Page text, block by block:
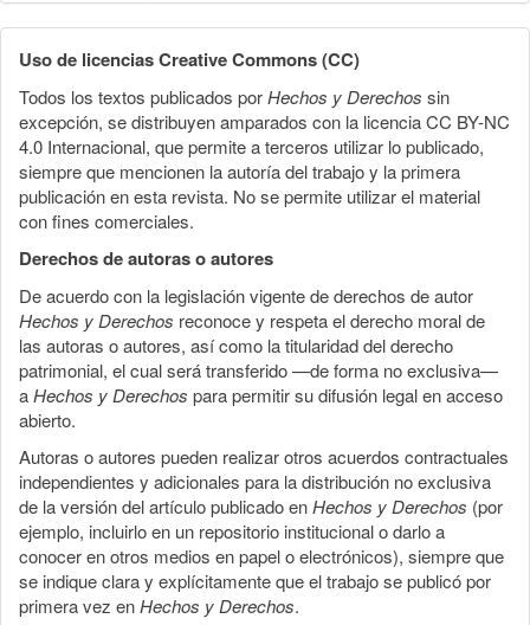
Uso de licencias Creative Commons (CC)
Todos los textos publicados porHechos y Derechos sin
excepción, se distribuyen amparados con la licencia CC BY-NC
4.0 Internacional, que permite a terceros utilizar lo publicado,
siempre que mencionen la autoría del trabajo y la primera
publicación en esta revista. No se permite utilizar el material
con fines comerciales.
Derechos de autoras o autores
De acuerdo con la legislación vigente de derechos de autor
Hechos y Derechos reconoce y respeta el derecho moral de
las autoras o autores, así como la titularidad del derecho
patrimonial, el cual será transferido —de forma no exclusiva—
aHechos y Derechos para permitir su difusión legal en acceso
abierto.
Autoras o autores pueden realizar otros acuerdos contractuales
independientes y adicionales para la distribución no exclusiva
de la versión del artículo publicado enHechos y Derechos (por
ejemplo, incluirlo en un repositorio institucional o darlo a
conocer en otros medios en papel o electrónicos), siempre que
se indique clara y explícitamente que el trabajo se publicó por
primera vez enHechos y Derechos.